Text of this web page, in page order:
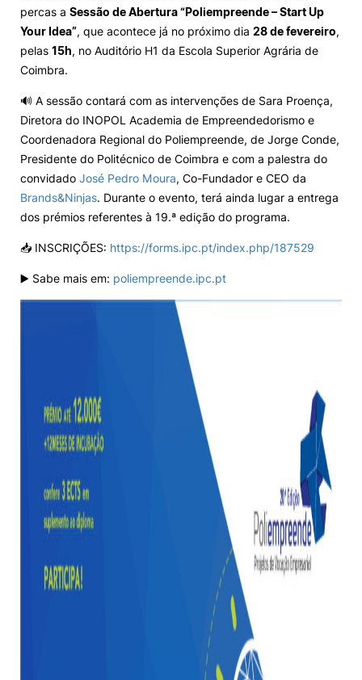
percas a Sessão de Abertura “Poliempreende – Start Up
Your Idea”, que acontece já no próximo dia 28 de fevereiro,
pelas 15h, no Auditório H1 da Escola Superior Agrária de
Coimbra.
🔊 A sessão contará com as intervenções de Sara Proença,
Diretora do INOPOL Academia de Empreendedorismo e
Coordenadora Regional do Poliempreende, de Jorge Conde,
Presidente do Politécnico de Coimbra e com a palestra do
convidado José Pedro Moura, Co-Fundador e CEO da
Brands&Ninjas. Durante o evento, terá ainda lugar a entrega
dos prémios referentes à 19.ª edição do programa.
📥 INSCRIÇÕES: https://forms.ipc.pt/index.php/187529
▶️ Sabe mais em: poliempreende.ipc.pt